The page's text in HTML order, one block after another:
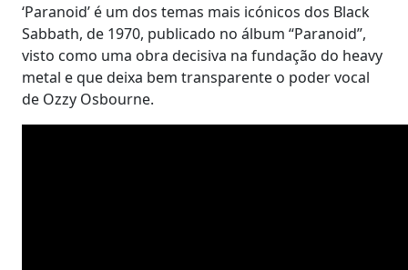
‘Paranoid’ é um dos temas mais icónicos dos Black
Sabbath, de 1970, publicado no álbum “Paranoid”,
visto como uma obra decisiva na fundação do heavy
metal e que deixa bem transparente o poder vocal
de Ozzy Osbourne.